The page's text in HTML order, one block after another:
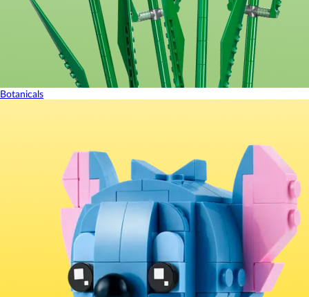
Botanicals